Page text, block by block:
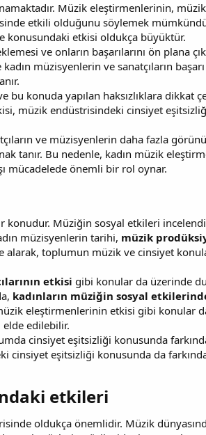
Müzik eleştirmenlerinin,
etkili olduğunu söylemek
konusundaki etkisi oldukça büyüktür.
ve onların başarılarını ön plana
müzisyenlerin ve sanatçıların
konuda yapılan haksızlıklara dikkat
müzik endüstrisindeki cinsiyet
ve müzisyenlerin daha fazla
tanır. Bu nedenle, kadın müzik
mücadelede önemli bir rol oynar.
konudur. Müziğin sosyal etkileri
müzisyenlerin tarihi, müzik
alarak, toplumun müzik ve cinsiyet
etkisi gibi konular da üzerinde
kadınların müziğin sosyal
eleştirmenlerinin etkisi gibi konular
elde edilebilir.
cinsiyet eşitsizliği konusunda
cinsiyet eşitsizliği konusunda da
etkileri​
oldukça önemlidir. Müzik